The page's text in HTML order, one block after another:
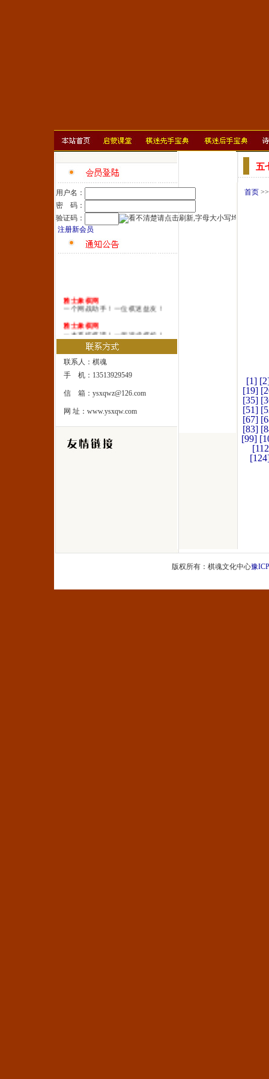
用户名：
密 码：
验证码：
注册新会员
雅士象棋网
一个网战助手！一位棋迷益友！
雅士象棋网
一本系统棋谱！一所速成棋校！
雅士象棋网
一处修身圣地！一座雅士乐园！
联系人：棋魂
手 机：13513929549
信 箱：ysxqwz@126.com
网 址：www.ysxqw.com
五
首页
[1]
[19]
[35]
[51]
[67]
[83]
[99]
版权所有：棋魂文化中心豫